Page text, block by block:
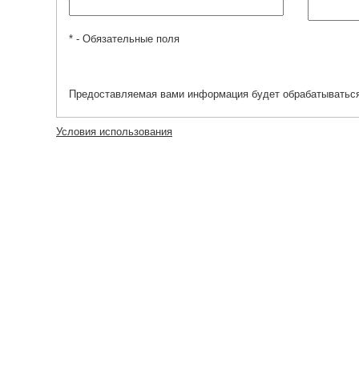
* - Обязательные поля
Предоставляемая вами информация будет
Условия использования